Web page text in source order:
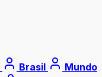
Brasil
Mundo